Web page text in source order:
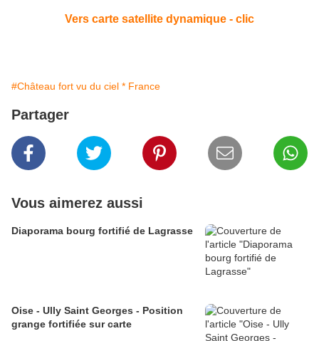
Vers carte satellite dynamique - clic
#Château fort vu du ciel * France
Partager
Vous aimerez aussi
Diaporama bourg fortifié de Lagrasse
Oise - Ully Saint Georges - Position
grange fortifiée sur carte